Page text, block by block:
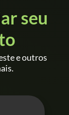
seu
e outros